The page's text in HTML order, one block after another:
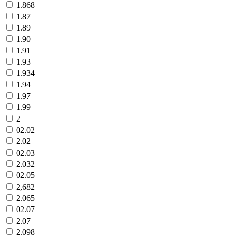
1.868
1.87
1.89
1.90
1.91
1.93
1.934
1.94
1.97
1.99
2
02.02
2.02
02.03
2.032
02.05
2,682
2.065
02.07
2.07
2.098